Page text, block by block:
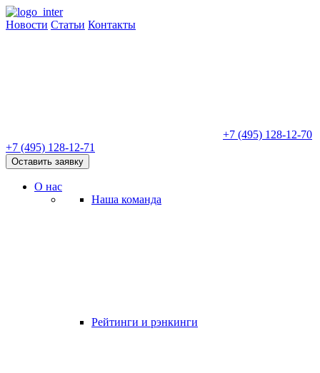
Новости Статьи Контакты
+7 (495) 128-12-70
+7 (495) 128-12-71
Оставить заявку
О нас
Наша команда
Рейтинги и рэнкинги